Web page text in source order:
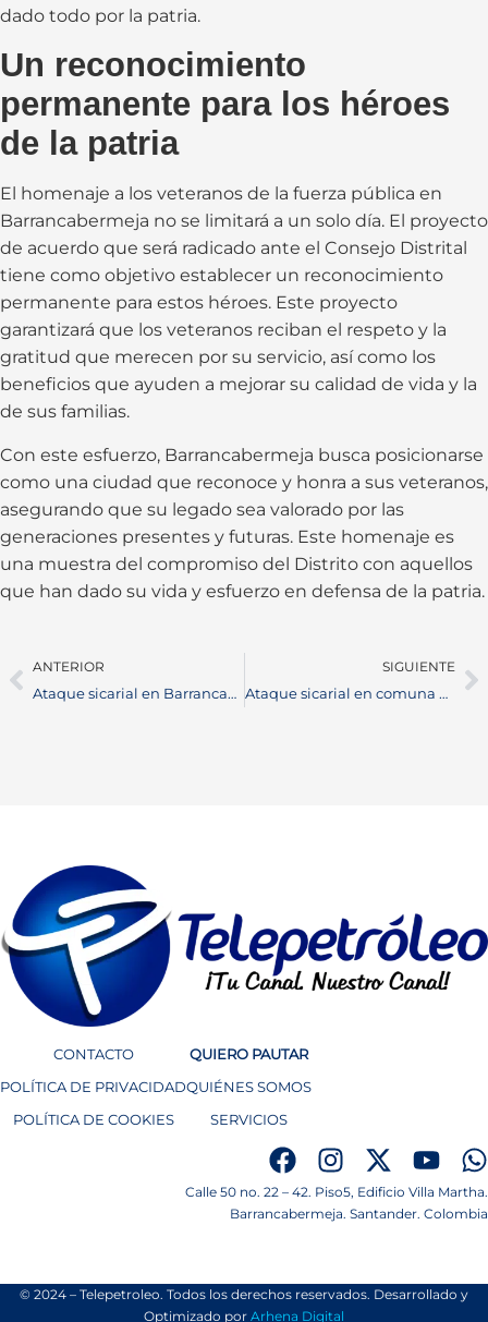
dado todo por la patria.
Un reconocimiento
permanente para los héroes
de la patria
El homenaje a los veteranos de la fuerza pública en
Barrancabermeja no se limitará a un solo día. El proyecto
de acuerdo que será radicado ante el Consejo Distrital
tiene como objetivo establecer un reconocimiento
permanente para estos héroes. Este proyecto
garantizará que los veteranos reciban el respeto y la
gratitud que merecen por su servicio, así como los
beneficios que ayuden a mejorar su calidad de vida y la
de sus familias.
Con este esfuerzo, Barrancabermeja busca posicionarse
como una ciudad que reconoce y honra a sus veteranos,
asegurando que su legado sea valorado por las
generaciones presentes y futuras. Este homenaje es
una muestra del compromiso del Distrito con aquellos
que han dado su vida y esfuerzo en defensa de la patria.
ANTERIOR
Ataque sicarial en Barrancabermeja deja dos muertos y un herido
SIGUIENTE
Ataque sicarial en comuna 6 deja tres muertos, dos con antecedentes criminales
CONTACTO
POLÍTICA DE PRIVACIDAD
POLÍTICA DE COOKIES
QUIERO PAUTAR
QUIÉNES SOMOS
SERVICIOS
Calle 50 no. 22 – 42. Piso5, Edificio Villa Martha.
Barrancabermeja. Santander. Colombia
© 2024 – Telepetroleo. Todos los derechos reservados. Desarrollado y
Optimizado por Arhena Digital